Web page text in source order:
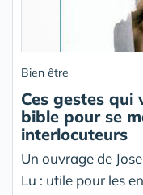
Bien être
Ces gestes qui
bible pour se
interlocuteurs
Un ouvrage de
Lu : utile pour les